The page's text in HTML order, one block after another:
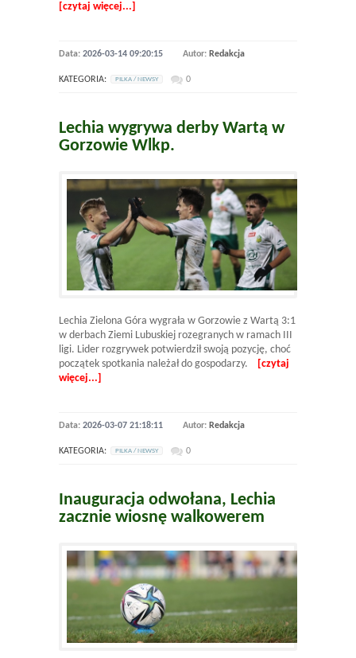
[czytaj więcej...]
Data: 2026-03-14 09:20:15 Autor: Redakcja
KATEGORIA: PILKA / NEWSY 0
Lechia wygrywa derby Wartą w
Gorzowie Wlkp.
Lechia Zielona Góra wygrała w Gorzowie z Wartą 3:1
w derbach Ziemi Lubuskiej rozegranych w ramach III
ligi. Lider rozgrywek potwierdził swoją pozycję, choć
początek spotkania należał do gospodarzy.
[czytaj
więcej...]
Data: 2026-03-07 21:18:11 Autor: Redakcja
KATEGORIA: PILKA / NEWSY 0
Inauguracja odwołana, Lechia
zacznie wiosnę walkowerem